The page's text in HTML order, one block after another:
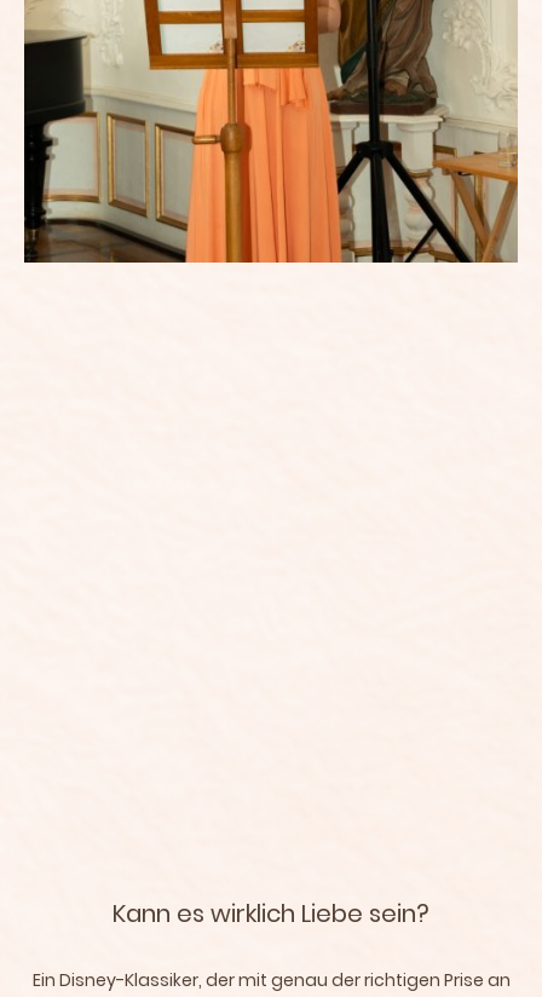
Kann es wirklich Liebe sein?
Ein Disney-Klassiker, der mit genau der richtigen Prise an